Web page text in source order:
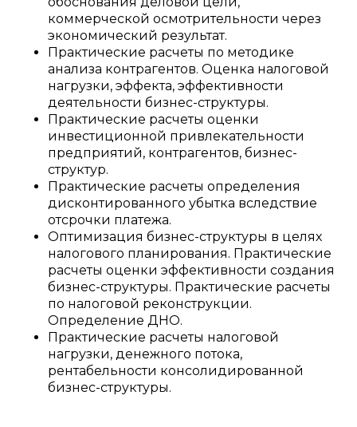
коммерческой осмотрительности через
экономический результат.
Практические расчеты по методике
анализа контрагентов. Оценка налоговой
нагрузки, эффекта, эффективности
деятельности бизнес-структуры.
Практические расчеты оценки
инвестиционной привлекательности
предприятий, контрагентов, бизнес-
структур.
Практические расчеты определения
дисконтированного убытка вследствие
отсрочки платежа.
Оптимизация бизнес-структуры в целях
налогового планирования. Практические
расчеты оценки эффективности создания
бизнес-структуры. Практические расчеты
по налоговой реконструкции.
Определение ДНО.
Практические расчеты налоговой
нагрузки, денежного потока,
рентабельности консолидированной
бизнес-структуры.